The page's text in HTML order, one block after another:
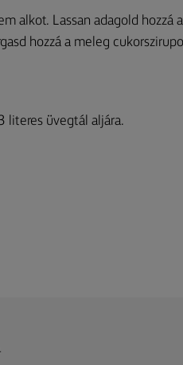
alkot. Lassan adagold hozzá a
hozzá a meleg
literes üvegtál aljára.